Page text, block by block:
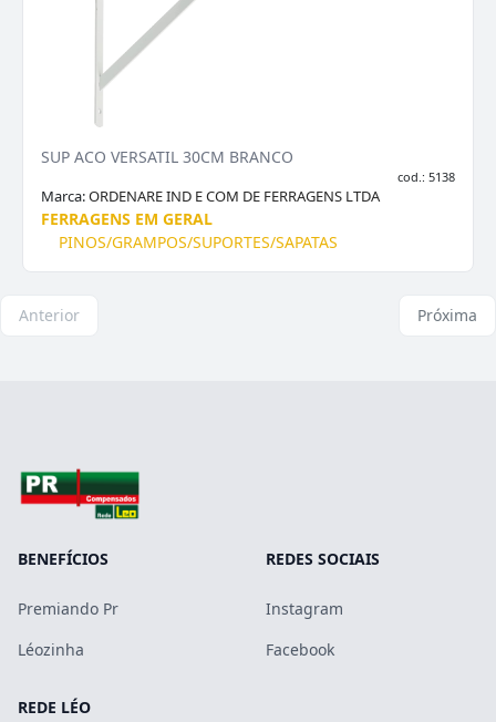
SUP ACO VERSATIL 30CM BRANCO
cod.: 5138
Marca:ORDENARE IND E COM DE FERRAGENS LTDA
FERRAGENS EM GERAL
PINOS/GRAMPOS/SUPORTES/SAPATAS
Anterior Próxima
BENEFÍCIOS
Premiando Pr
Léozinha
REDES SOCIAIS
Instagram
Facebook
REDE LÉO